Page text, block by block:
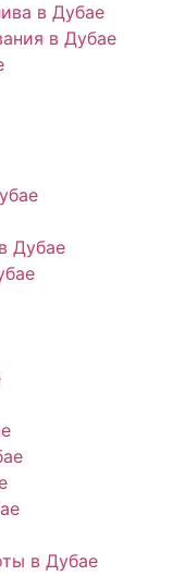
в Дубае
в Дубае
Дубае
в Дубае